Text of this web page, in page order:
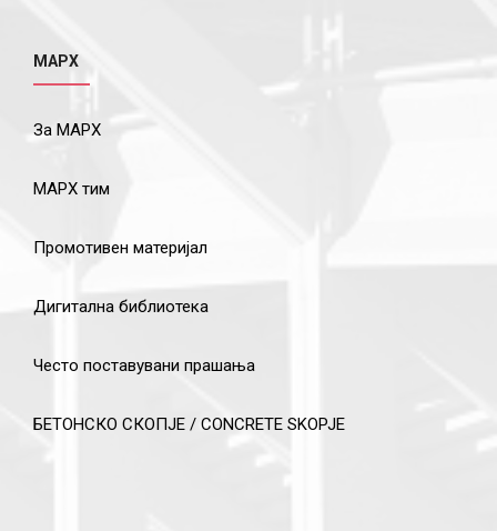
МАРХ
За МАРХ
МАРХ тим
Промотивен материјал
Дигитална библиотека
Често поставувани прашања
БЕТОНСКО СКОПЈЕ / CONCRETE SKOPJE